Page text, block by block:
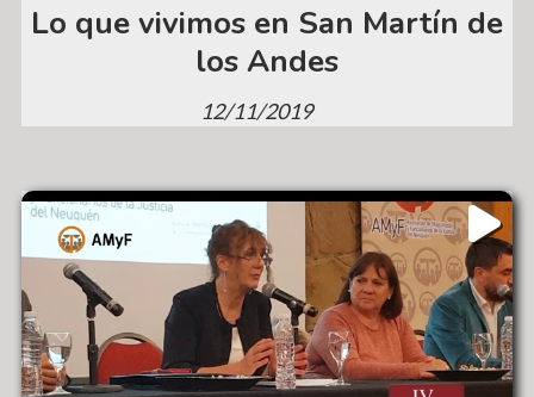
Lo que vivimos en San Martín de
los Andes
12/11/2019